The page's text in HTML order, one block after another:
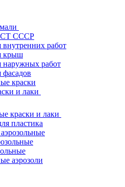
СССР
внутренних работ
крыш
наружных работ
фасадов
краски
и лаки
краски и лаки
пластика
аэрозоли